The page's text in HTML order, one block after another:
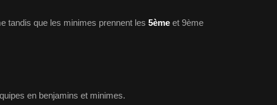
tandis que les minimes prennent les 5ème et 9ème
en benjamins et minimes.